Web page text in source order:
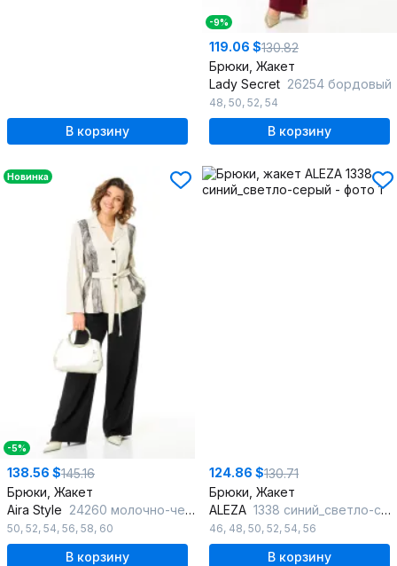
В корзину
-9%
119.06 $130.82
Брюки, Жакет
Lady Secret 26254 бордовый
48, 50, 52, 54
В корзину
Новинка
-5%
138.56 $145.16
Брюки, Жакет
Aira Style 24260 молочно-черный
50, 52, 54, 56, 58, 60
В корзину
124.86 $130.71
Брюки, Жакет
ALEZA 1338 синий_светло-серый
46, 48, 50, 52, 54, 56
В корзину